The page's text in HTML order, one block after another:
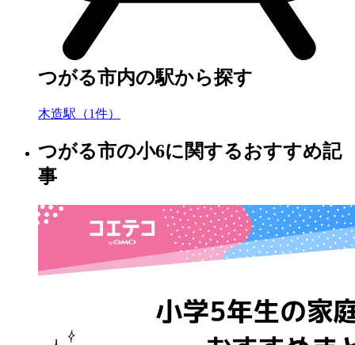
つがる市内の駅から探す
木造駅（1件）
つがる市の小6に関するおすすめ記
事